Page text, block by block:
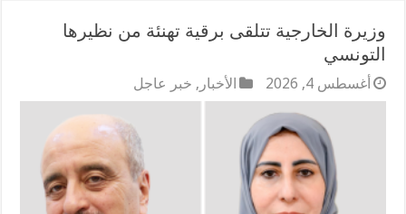
وزيرة الخارجية تتلقى برقية تهنئة من نظيرها
التونسي
أغسطس 4, 2026 الأخبار , خبر عاجل